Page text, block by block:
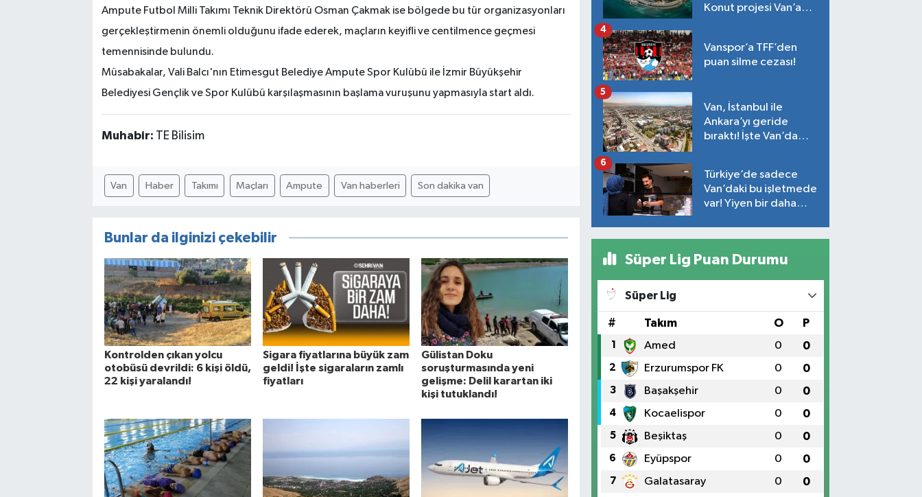
Ampute Futbol Milli Takımı Teknik Direktörü Osman Çakmak ise bölgede bu tür organizasyonları
gerçekleştirmenin önemli olduğunu ifade ederek, maçların keyifli ve centilmence geçmesi
temennisinde bulundu.
Müsabakalar, Vali Balcı'nın Etimesgut Belediye Ampute Spor Kulübü ile İzmir Büyükşehir
Belediyesi Gençlik ve Spor Kulübü karşılaşmasının başlama vuruşunu yapmasıyla start aldı.
Muhabir: TE Bilisim
Van Haber Takımı Maçları Ampute Van haberleri Son dakika van
Bunlar da ilginizi çekebilir
Kontrolden çıkan yolcu
otobüsü devrildi: 6 kişi öldü,
22 kişi yaralandı!
Sigara fiyatlarına büyük zam
geldi! İşte sigaraların zamlı
fiyatları
Gülistan Doku
soruşturmasında yeni
gelişme: Delil karartan iki
kişi tutuklandı!
Konut projesi Van’a
Vanspor’a TFF’den
puan silme cezası!
4
Van, İstanbul ile
Ankara’yı geride
bıraktı! İşte Van’da
5
Türkiye’de sadece
Van’daki bu işletmede
var! Yiyen bir daha
6
Süper Lig Puan Durumu
Süper Lig
# Takım O P
1 Amed 0 0
2 Erzurumspor FK 0 0
3 Başakşehir 0 0
4 Kocaelispor 0 0
5 Beşiktaş 0 0
6 Eyüpspor 0 0
7 Galatasaray 0 0